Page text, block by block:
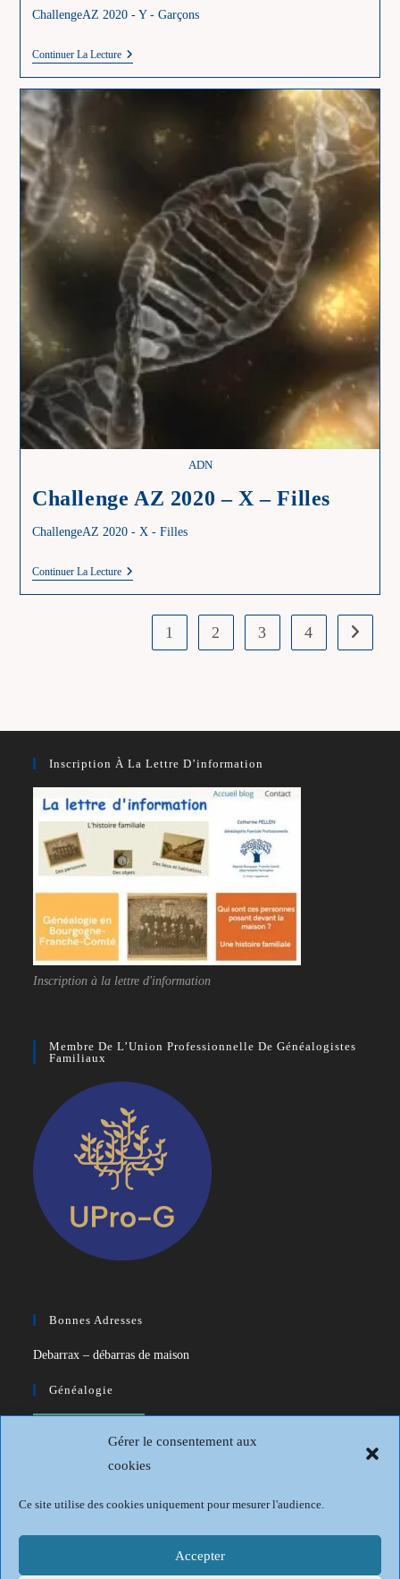
Gérer le consentement aux
cookies
Ce site utilise des cookies uniquement pour mesurer l'audience.
Accepter
ChallengeAZ 2020 - Y - Garçons
Continuer La LectureChallenge
Garçons
ADN
Challenge AZ 2020 – X – Filles
ChallengeAZ 2020 - X - Filles
Continuer La LectureChallenge
1 2 3 4 Aller à la
Inscription À La Lettre D’information
Inscription à la lettre d'information
Membre De L’Union Professionnelle De Généalogistes
Familiaux
Bonnes Adresses
Debarrax – débarras de maison
Généalogie
Revue Française de Généalogie